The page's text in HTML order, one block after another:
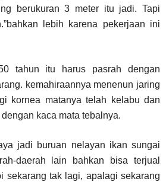
berukuran 3 meter itu jadi. Tapi
lebih karena pekerjaan ini
tahun itu harus pasrah dengan
kemahiraannya menenun jaring
kornea matanya telah kelabu dan
kaca mata tebalnya.
jadi buruan nelayan ikan sungai
daerah lain bahkan bisa terjual
sekarang tak lagi, apalagi sekarang